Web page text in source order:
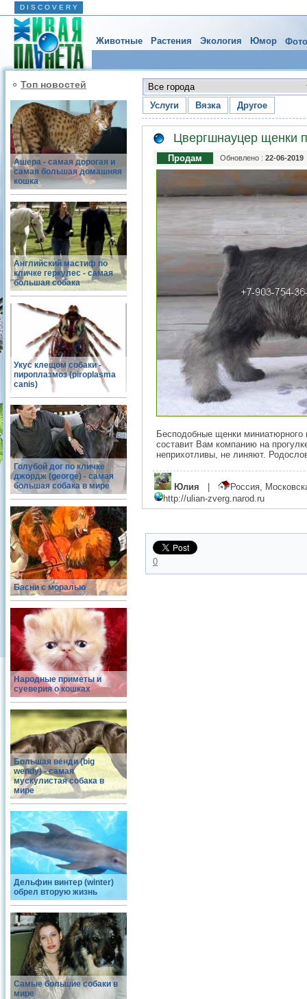
D I S C O V E R Y
Животные Растения Экология Юмор
Топ новостей
Ашера - самая дорогая и
самая большая домашняя
кошка
Английский мастиф по
кличке геркулес - самая
большая собака
Укус клещом собаки -
пироплазмоз (piroplasma
canis)
Голубой дог по кличке
джордж (george) - самая
большая собака в мире
Басни с моралью
Народные приметы и
суеверия о кошках
Большая венди (big
wendy) - самая
мускулистая собака в
мире
Дельфин винтер (winter)
обрел вторую жизнь
Самые большие собаки в
мире
Услуги Вязка Другое
Цвергшнауцер щенки
Продам Обновлено : 22-06-2019
Бесподобные щенки миниатюрного
составит Вам компанию на
неприхотливы, не линяют.
Юлия
Россия,
http://ulian-zverg.narod.ru
0